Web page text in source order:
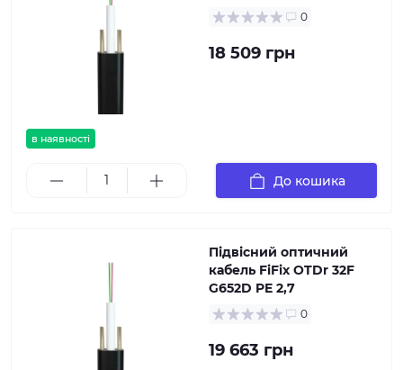
в наявності
0
18 509 грн
До кошика
Підвісний оптичний
кабель FiFix OTDr 32F
G652D PE 2,7
0
19 663 грн